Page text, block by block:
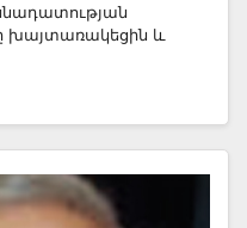
խայտառակեցին և